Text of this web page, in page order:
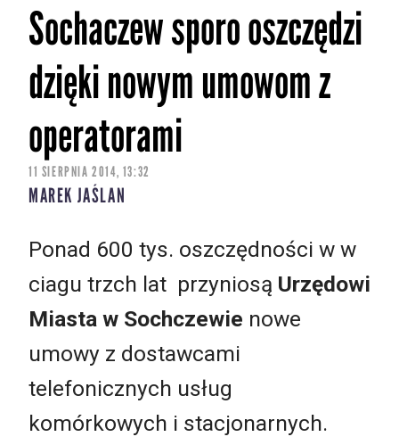
Sochaczew sporo oszczędzi
dzięki nowym umowom z
operatorami
11 SIERPNIA 2014, 13:32
MAREK JAŚLAN
Ponad 600 tys. oszczędności w w
ciagu trzch lat przyniosą Urzędowi
Miasta w Sochczewie nowe
umowy z dostawcami
telefonicznych usług
komórkowych i stacjonarnych.